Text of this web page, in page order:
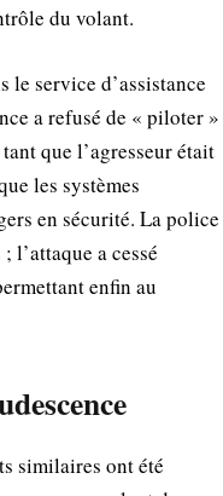
du volant.
le service d’assistance
a refusé de « piloter »
que l’agresseur était
les systèmes
en sécurité. La police
l’attaque a cessé
enfin au
similaires ont été